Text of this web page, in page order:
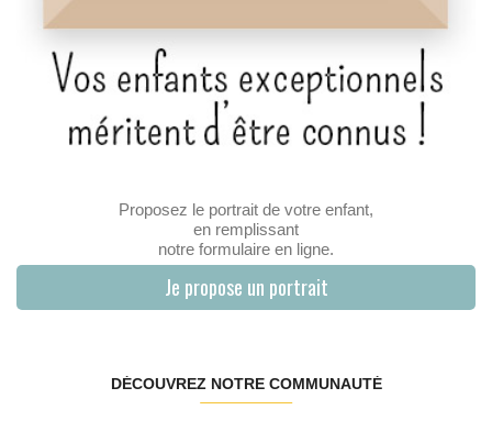
Proposez le portrait de votre enfant,
en remplissant
notre formulaire en ligne.
Je propose un portrait
DÉCOUVREZ NOTRE COMMUNAUTÉ